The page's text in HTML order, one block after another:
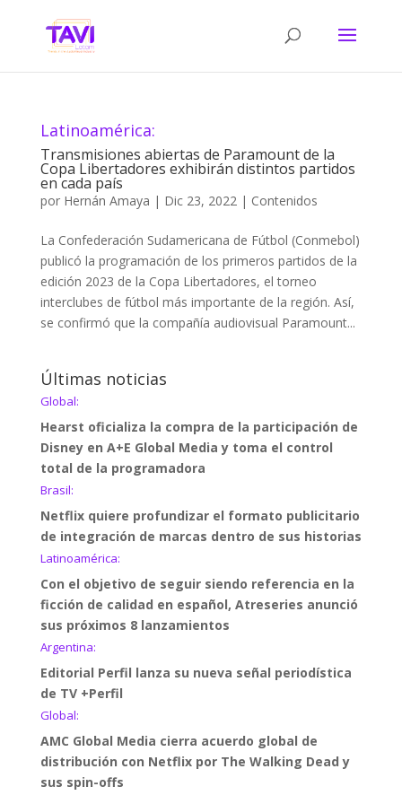
Latinoamérica:
Transmisiones abiertas de Paramount de la
Copa Libertadores exhibirán distintos partidos
en cada país
por Hernán Amaya | Dic 23, 2022| Contenidos
La Confederación Sudamericana de Fútbol (Conmebol)
publicó la programación de los primeros partidos de la
edición 2023 de la Copa Libertadores, el torneo
interclubes de fútbol más importante de la región. Así,
se confirmó que la compañía audiovisual Paramount...
Últimas noticias
Global:
Hearst oficializa la compra de la participación de
Disney en A+E Global Media y toma el control
total de la programadora
Brasil:
Netflix quiere profundizar el formato publicitario
de integración de marcas dentro de sus historias
Latinoamérica:
Con el objetivo de seguir siendo referencia en la
ficción de calidad en español, Atreseries anunció
sus próximos 8 lanzamientos
Argentina:
Editorial Perfil lanza su nueva señal periodística
de TV +Perfil
Global:
AMC Global Media cierra acuerdo global de
distribución con Netflix por The Walking Dead y
sus spin-offs